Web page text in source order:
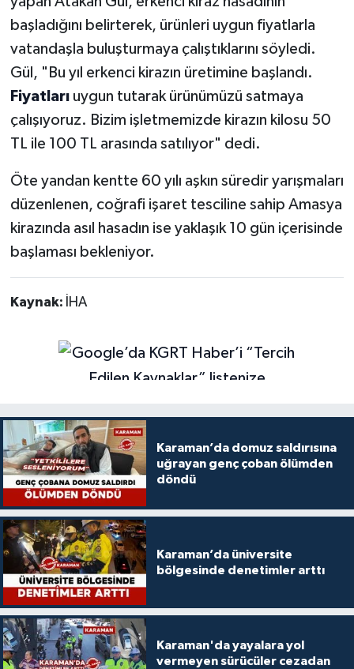
başladığını belirterek, ürünleri uygun fiyatlarla
vatandaşla buluşturmaya çalıştıklarını söyledi.
Gül, "Bu yıl erkenci kirazın üretimine başlandı.
Fiyatları uygun tutarak ürünümüzü satmaya
çalışıyoruz. Bizim işletmemizde kirazın kilosu 50
TL ile 100 TL arasında satılıyor" dedi.
Öte yandan kentte 60 yılı aşkın süredir yarışmaları
düzenlenen, coğrafi işaret tesciline sahip Amasya
kirazında asıl hasadın ise yaklaşık 10 gün içerisinde
başlaması bekleniyor.
Kaynak: İHA
Karaman’da domuz saldırısına
uğrayan genç çoban ölümden
döndü
Karaman’da üniversite
bölgesinde denetimler arttı
Karaman'da yayalara yol
vermeyen sürücüler cezadan